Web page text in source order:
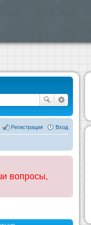
Вход
Регистрация
вопросы,